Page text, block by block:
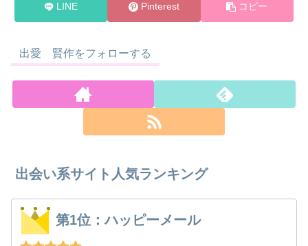
LINE Pinterest コピー
出愛 賢作をフォローする
出会い系サイト人気ランキング
第1位：ハッピーメール